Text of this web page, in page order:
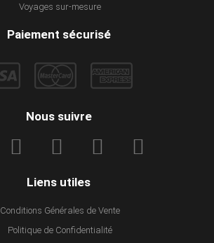
Voyages sur-mesure
Paiement sécurisé
Nous suivre
Liens utiles
Conditions Générales de Vente
Politique de Confidentialité